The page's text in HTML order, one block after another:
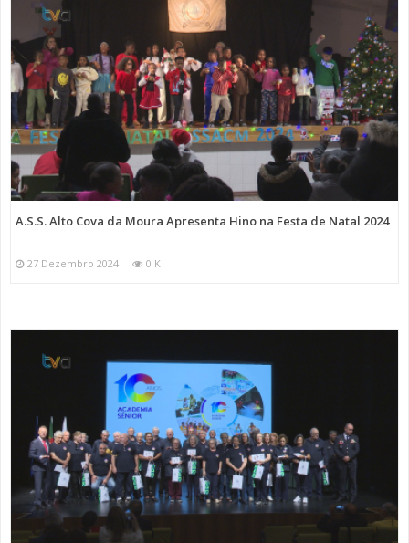
A.S.S. Alto Cova da Moura Apresenta Hino na Festa de Natal 2024
27 Dezembro 2024 0 K